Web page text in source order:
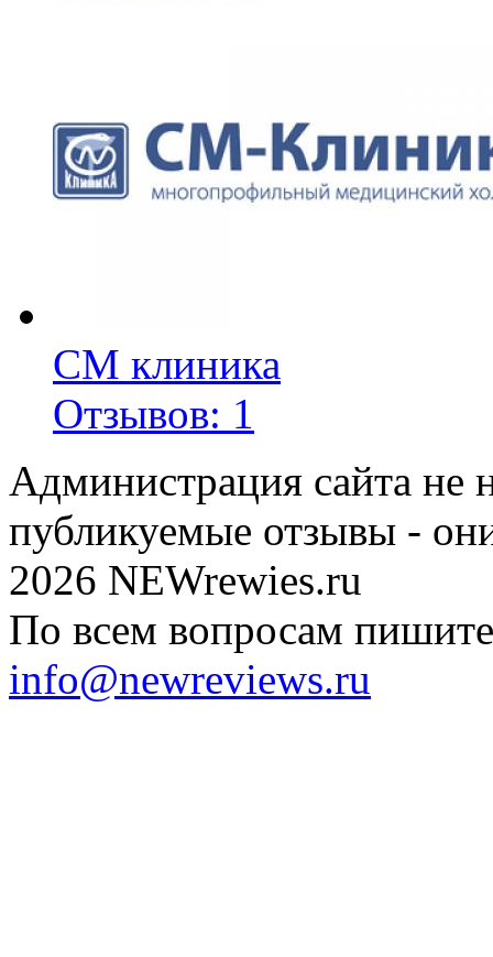
СМ клиника
Отзывов: 1
Администрация сайта не
публикуемые отзывы -
2026 NEWrewies.ru
По всем вопросам
info@newreviews.ru